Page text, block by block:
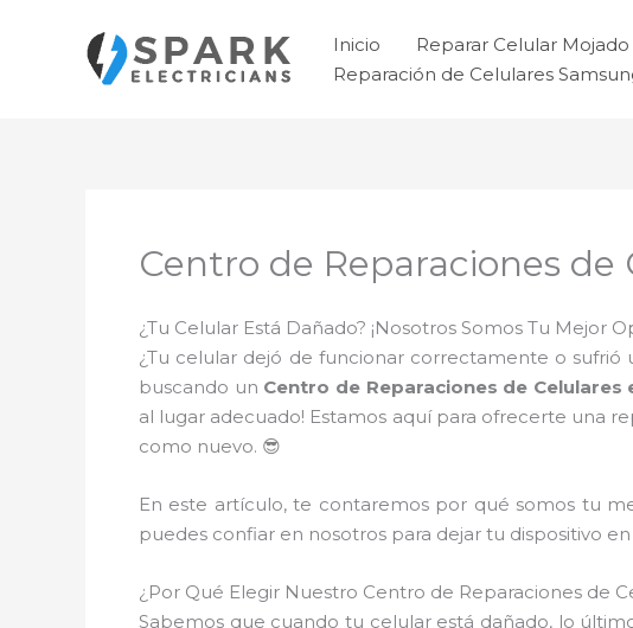
contenido
Inicio Reparar Celular Mojado
Reparación de Celulares
Centro de Reparaciones de
¿Tu Celular Está Dañado? ¡Nosotros Somos Tu Mejor
¿Tu celular dejó de funcionar correctamente o sufrió
buscando un Centro de Reparaciones de Celulares
al lugar adecuado! Estamos aquí para ofrecerte una
como nuevo. 😎
En este artículo, te contaremos por qué somos tu
puedes confiar en nosotros para dejar tu dispositivo
¿Por Qué Elegir Nuestro Centro de Reparaciones de
Sabemos que cuando tu celular está dañado, lo